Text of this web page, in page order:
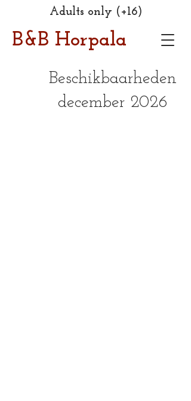
B&B Horpala
Adults only (+16)
Beschikbaarheden
december 2026